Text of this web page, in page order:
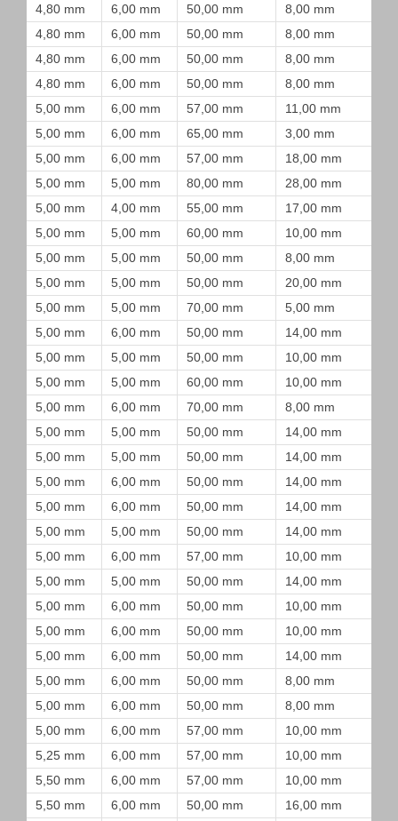
4,80 mm
6,00 mm 50,00 mm
8,00 mm
4,80 mm
6,00 mm 50,00 mm
8,00 mm
4,80 mm
6,00 mm 50,00 mm
8,00 mm
4,80 mm
6,00 mm 50,00 mm
8,00 mm
5,00 mm
6,00 mm 57,00 mm
11,00 mm
5,00 mm
6,00 mm 65,00 mm
3,00 mm
5,00 mm
6,00 mm 57,00 mm
18,00 mm
5,00 mm
5,00 mm 80,00 mm
28,00 mm
5,00 mm
4,00 mm 55,00 mm
17,00 mm
5,00 mm
5,00 mm 60,00 mm
10,00 mm
5,00 mm
5,00 mm 50,00 mm
8,00 mm
5,00 mm
5,00 mm 50,00 mm
20,00 mm
5,00 mm
5,00 mm 70,00 mm
5,00 mm
5,00 mm
6,00 mm 50,00 mm
14,00 mm
5,00 mm
5,00 mm 50,00 mm
10,00 mm
5,00 mm
5,00 mm 60,00 mm
10,00 mm
5,00 mm
6,00 mm 70,00 mm
8,00 mm
5,00 mm
5,00 mm 50,00 mm
14,00 mm
5,00 mm
5,00 mm 50,00 mm
14,00 mm
5,00 mm
6,00 mm 50,00 mm
14,00 mm
5,00 mm
6,00 mm 50,00 mm
14,00 mm
5,00 mm
5,00 mm 50,00 mm
14,00 mm
5,00 mm
6,00 mm 57,00 mm
10,00 mm
5,00 mm
5,00 mm 50,00 mm
14,00 mm
5,00 mm
6,00 mm 50,00 mm
10,00 mm
5,00 mm
6,00 mm 50,00 mm
10,00 mm
5,00 mm
6,00 mm 50,00 mm
14,00 mm
5,00 mm
6,00 mm 50,00 mm
8,00 mm
5,00 mm
6,00 mm 50,00 mm
8,00 mm
5,00 mm
6,00 mm 57,00 mm
10,00 mm
5,25 mm
6,00 mm 57,00 mm
10,00 mm
5,50 mm
6,00 mm 57,00 mm
10,00 mm
5,50 mm
6,00 mm 50,00 mm
16,00 mm